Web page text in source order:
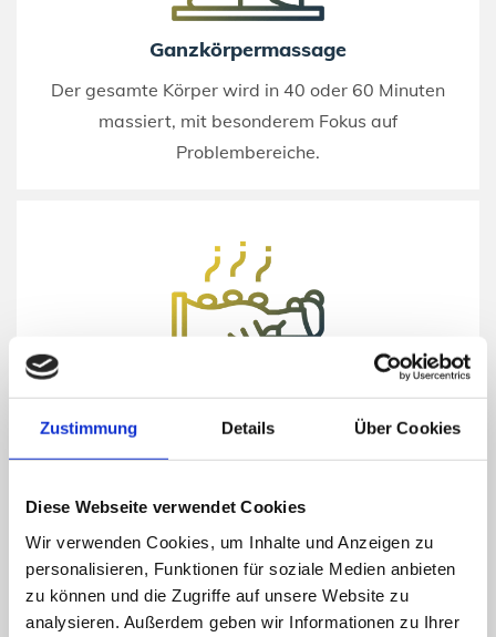
Zustimmung Details Über Cookies
Diese Webseite verwendet Cookies
Wir verwenden Cookies, um Inhalte und Anzeigen zu
personalisieren, Funktionen für soziale Medien anbieten
zu können und die Zugriffe auf unsere Website zu
analysieren. Außerdem geben wir Informationen zu Ihrer
Ganzkörpermassage
Der gesamte Körper wird in 40 oder 60 Minuten
massiert, mit besonderem Fokus auf
Problembereiche.
Heiße-Rolle-Massage & Heißluftmassage
Rolle-Massage, bei der heiße Handtücher
verwendet werden, um spezielle Druckpunkte zu
behandeln. Auch die Heißluftmassage sorgt durch
Wärme für vollständige Muskelentspannung.